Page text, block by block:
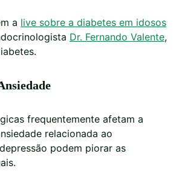
a live sobre a diabetes em idosos
Dr. Fernando Valente,
frequentemente afetam a
relacionada ao
podem piorar as